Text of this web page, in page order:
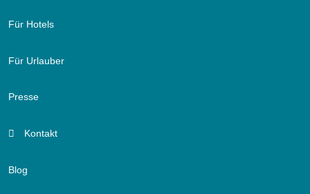
Für Hotels
Für Urlauber
Presse
Kontakt
Blog